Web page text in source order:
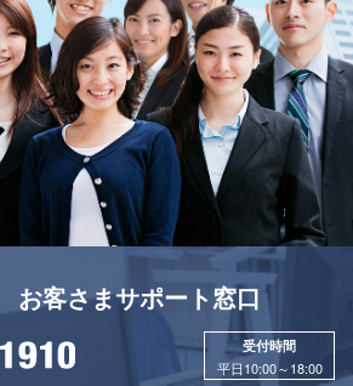
お客さまサポート窓口
受付時間
平日10:00～18:00